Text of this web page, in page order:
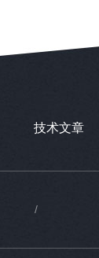
技术文章